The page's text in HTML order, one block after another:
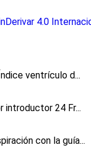
4.0
ventrículo d...
introductor 24 Fr...
con la guía...